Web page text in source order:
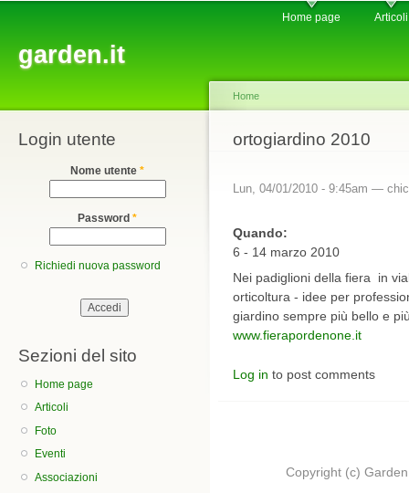
garden.it
Home page Articoli
Login utente
Nome utente *
Password *
Richiedi nuova password
Sezioni del sito
Home page
Articoli
Foto
Eventi
Associazioni
You are here
Home
ortogiardino 2010
Lun, 04/01/2010 - 9:45am —
Quando:
6 - 14 marzo 2010
Nei padiglioni della fiera in
orticoltura - idee per
giardino sempre più bello e
www.fierapordenone.it
Log in to post comments
Copyright (c)